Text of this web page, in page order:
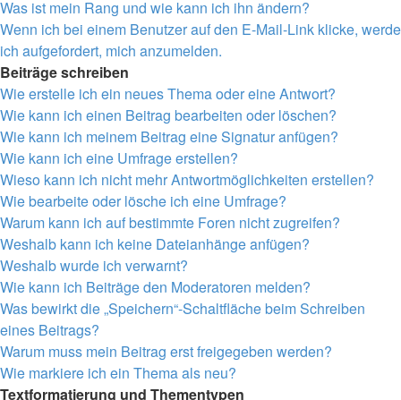
Was ist mein Rang und wie kann ich ihn ändern?
Wenn ich bei einem Benutzer auf den E-Mail-Link klicke, werde
ich aufgefordert, mich anzumelden.
Beiträge schreiben
Wie erstelle ich ein neues Thema oder eine Antwort?
Wie kann ich einen Beitrag bearbeiten oder löschen?
Wie kann ich meinem Beitrag eine Signatur anfügen?
Wie kann ich eine Umfrage erstellen?
Wieso kann ich nicht mehr Antwortmöglichkeiten erstellen?
Wie bearbeite oder lösche ich eine Umfrage?
Warum kann ich auf bestimmte Foren nicht zugreifen?
Weshalb kann ich keine Dateianhänge anfügen?
Weshalb wurde ich verwarnt?
Wie kann ich Beiträge den Moderatoren melden?
Was bewirkt die „Speichern“-Schaltfläche beim Schreiben
eines Beitrags?
Warum muss mein Beitrag erst freigegeben werden?
Wie markiere ich ein Thema als neu?
Textformatierung und Thementypen